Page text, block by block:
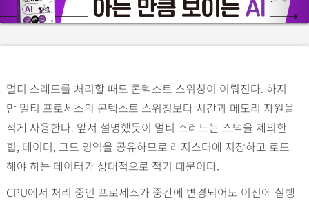
e
u
s
x
멀티 스레드를 처리할 때도 콘텍스트 스위칭이 이뤄진다. 하지
만 멀티 프로세스의 콘텍스트 스위칭보다 시간과 메모리 자원을
적게 사용한다. 앞서 설명했듯이 멀티 스레드는 스택을 제외한
힙, 데이터, 코드 영역을 공유하므로 레지스터에 저장하고 로드
해야 하는 데이터가 상대적으로 적기 때문이다.
CPU에서 처리 중인 프로세스가 중간에 변경되어도 이전에 실행